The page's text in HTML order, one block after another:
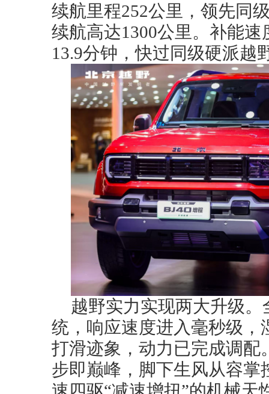
续航里程252公里，领先同
续航高达1300公里。补能
13.9分钟，快过同级硬派越
越野实力实现两大升级
统，响应速度进入毫秒级
打滑迹象，动力已完成调配
步即巅峰，脚下生风从容